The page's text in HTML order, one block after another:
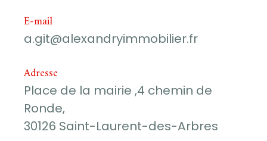
E-mail
a.git@alexandryimmobilier.fr
Adresse
Place de la mairie ,4 chemin de
Ronde,
30126 Saint-Laurent-des-Arbres